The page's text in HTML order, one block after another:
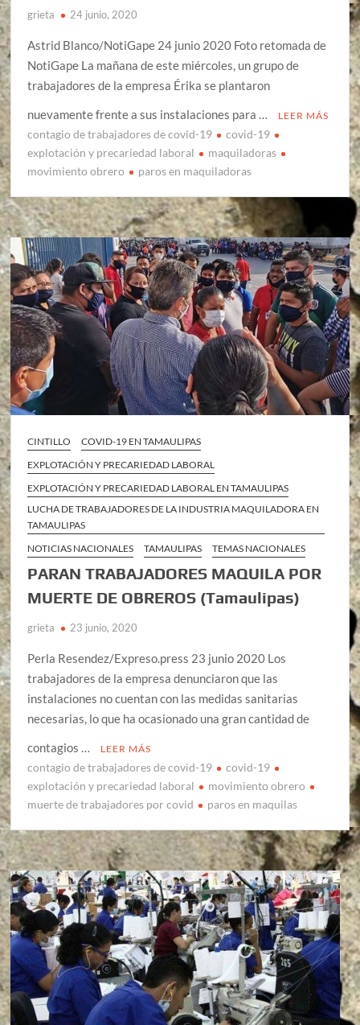
grieta 24 junio, 2020
Astrid Blanco/NotiGape 24 junio 2020 Foto retomada de
NotiGape La mañana de este miércoles, un grupo de
trabajadores de la empresa Érika se plantaron
nuevamente frente a sus instalaciones para …
LEER MÁS
contagio de trabajadores de covid-19
covid-19
explotación y precariedad laboral
maquiladoras
movimiento obrero
paros en maquiladoras
CINTILLO
COVID-19 EN TAMAULIPAS
EXPLOTACIÓN Y PRECARIEDAD LABORAL
EXPLOTACIÓN Y PRECARIEDAD LABORAL EN TAMAULIPAS
LUCHA DE TRABAJADORES DE LA INDUSTRIA MAQUILADORA EN
TAMAULIPAS
NOTICIAS NACIONALES
TAMAULIPAS TEMAS NACIONALES
PARAN TRABAJADORES MAQUILA POR
MUERTE DE OBREROS (Tamaulipas)
grieta 23 junio, 2020
Perla Resendez/Expreso.press 23 junio 2020 Los
trabajadores de la empresa denunciaron que las
instalaciones no cuentan con las medidas sanitarias
necesarias, lo que ha ocasionado una gran cantidad de
contagios …
LEER MÁS
contagio de trabajadores de covid-19
covid-19
explotación y precariedad laboral
movimiento obrero
muerte de trabajadores por covid
paros en maquilas